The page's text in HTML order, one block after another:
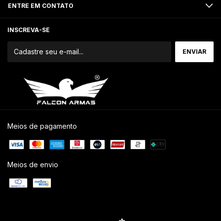
ENTRE EM CONTATO
INSCREVA-SE
Meios de pagamento
Meios de envio